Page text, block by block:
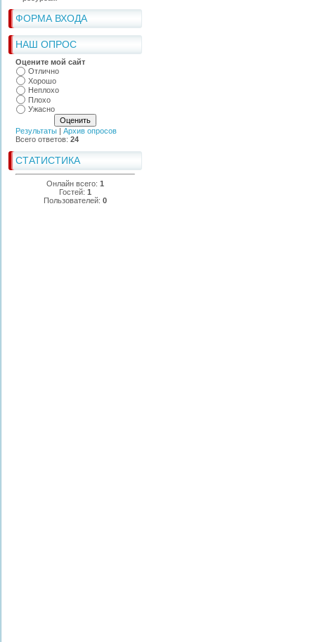
ФОРМА ВХОДА
НАШ ОПРОС
Оцените мой сайт
Отлично
Хорошо
Неплохо
Плохо
Ужасно
Результаты | Архив опросов
Всего ответов: 24
СТАТИСТИКА
Онлайн всего: 1
Гостей: 1
Пользователей: 0